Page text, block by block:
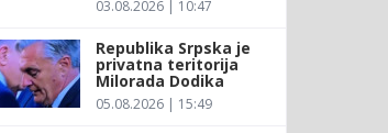
03.08.2026 | 10:47
Republika Srpska je
privatna teritorija
Milorada Dodika
05.08.2026 | 15:49